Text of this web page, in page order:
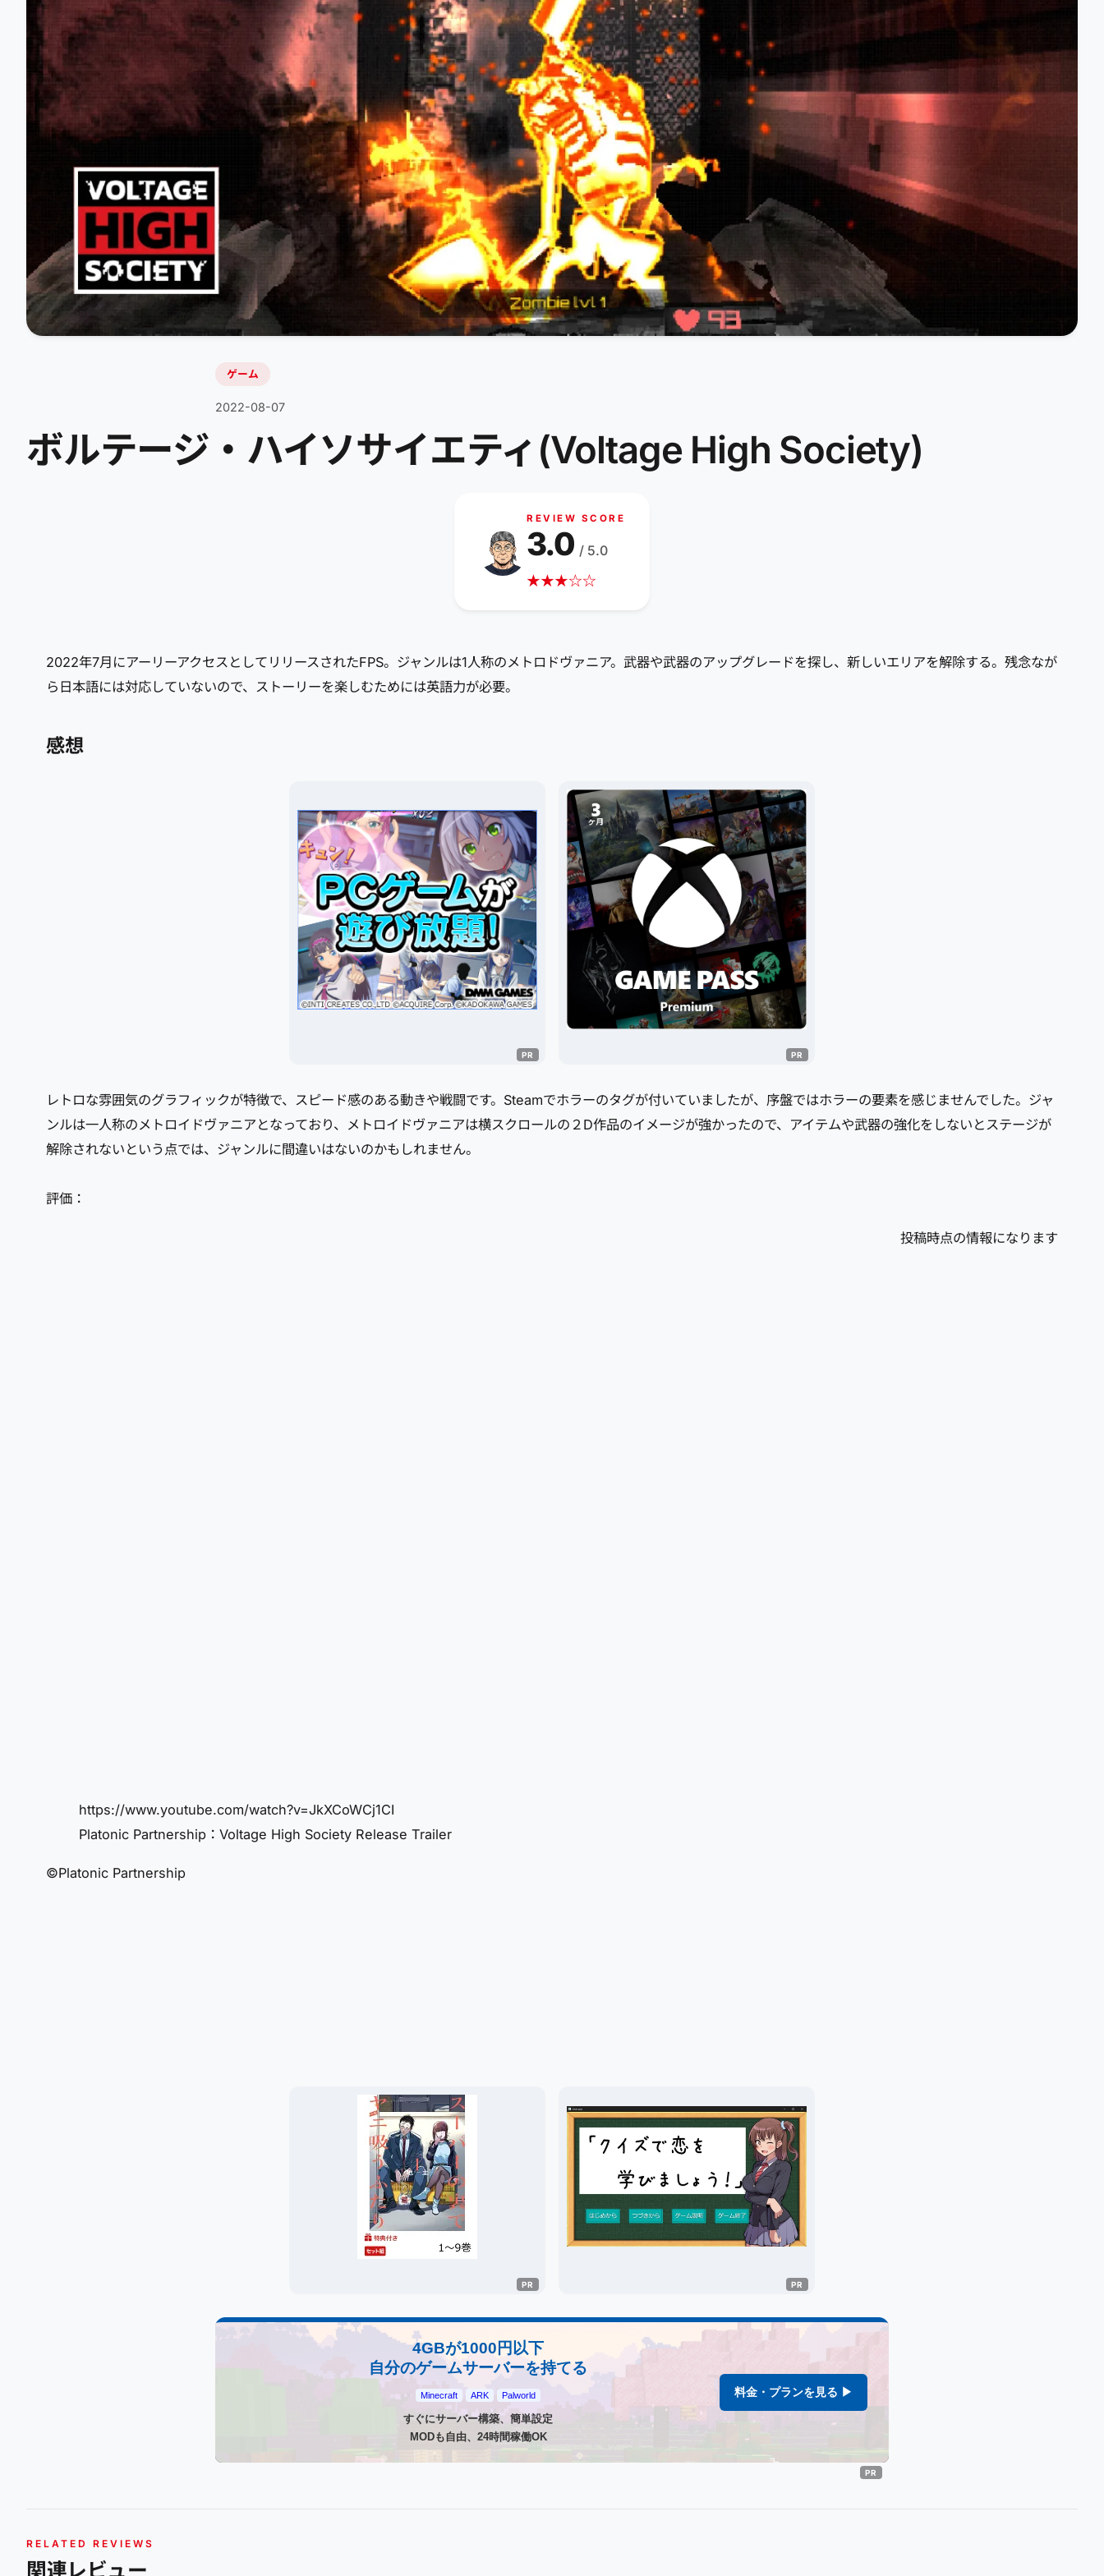
ゲーム
2022-08-07
ボルテージ・ハイソサイエティ(Voltage High Society)
REVIEW SCORE
★★★☆☆
3.0 / 5.0
2022年7月にアーリーアクセスとしてリリースされたFPS。ジャンルは1人称のメトロドヴァニア。武器や武器のアップグレードを探し、新しいエリアを解除する。残念なが
ら日本語には対応していないので、ストーリーを楽しむためには英語力が必要。
感想
レトロな雰囲気のグラフィックが特徴で、スピード感のある動きや戦闘です。Steamでホラーのタグが付いていましたが、序盤ではホラーの要素を感じませんでした。ジャ
ンルは一人称のメトロイドヴァニアとなっており、メトロイドヴァニアは横スクロールの２D作品のイメージが強かったので、アイテムや武器の強化をしないとステージが
解除されないという点では、ジャンルに間違いはないのかもしれません。
評価：
投稿時点の情報になります
https://www.youtube.com/watch?v=JkXCoWCj1CI
Platonic Partnership：Voltage High Society Release Trailer
©Platonic Partnership
4GBが1000円以下
自分のゲームサーバーを持てる
Minecraft ARK Palworld
すぐにサーバー構築、簡単設定
MODも自由、24時間稼働OK
料金・プランを見る ▶
RELATED REVIEWS
関連レビュー